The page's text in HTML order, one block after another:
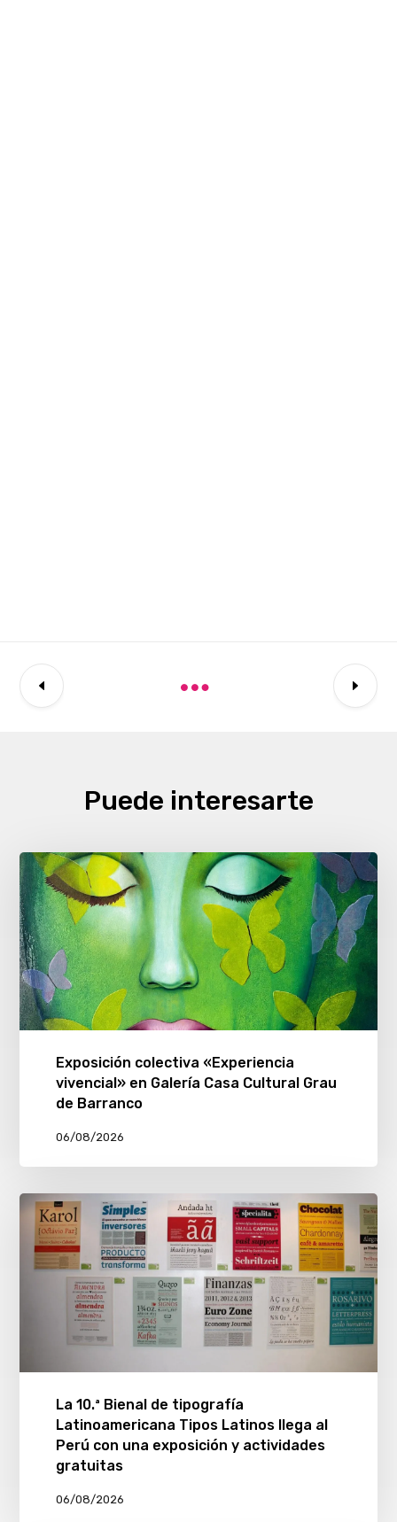
Puede interesarte
Exposición colectiva «Experiencia
vivencial» en Galería Casa Cultural Grau
de Barranco
06/08/2026
La 10.ª Bienal de tipografía
Latinoamericana Tipos Latinos llega al
Perú con una exposición y actividades
gratuitas
06/08/2026